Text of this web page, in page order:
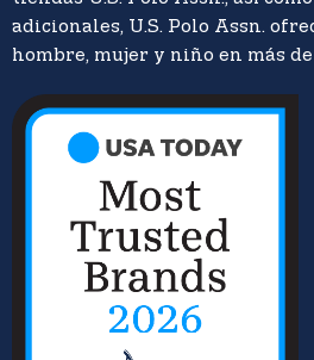
adicionales, U.S. Polo Assn.
hombre, mujer y niño en más